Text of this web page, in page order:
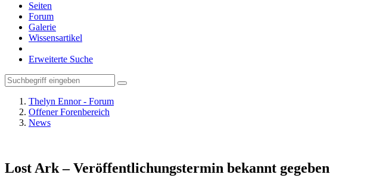
Seiten
Forum
Galerie
Wissensartikel
Erweiterte Suche
Thelyn Ennor - Forum
Offener Forenbereich
News
Lost Ark – Veröffentlichungstermin bekannt gegeben